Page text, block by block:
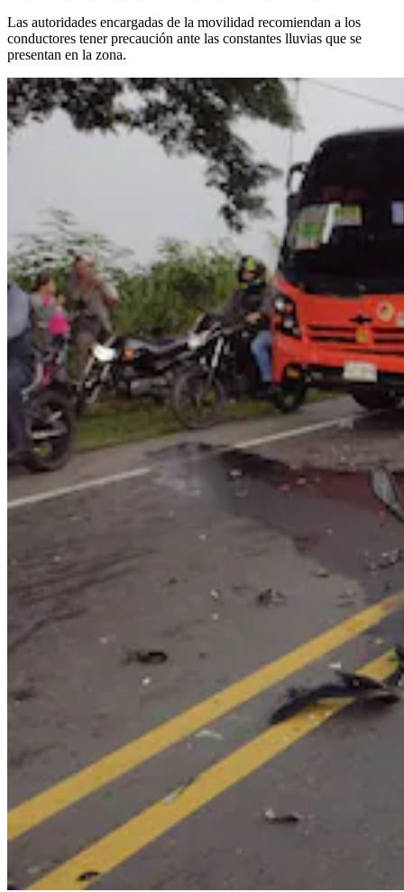
Las autoridades encargadas de la movilidad recomiendan a los
conductores tener precaución ante las constantes lluvias que se
presentan en la zona.